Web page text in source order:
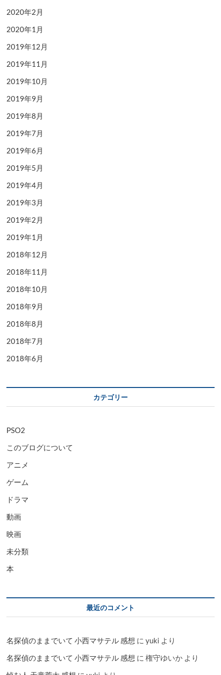
2020年2月
2020年1月
2019年12月
2019年11月
2019年10月
2019年9月
2019年8月
2019年7月
2019年6月
2019年5月
2019年4月
2019年3月
2019年2月
2019年1月
2018年12月
2018年11月
2018年10月
2018年9月
2018年8月
2018年7月
2018年6月
カテゴリー
PSO2
このブログについて
アニメ
ゲーム
ドラマ
動画
映画
未分類
本
最近のコメント
名探偵のままでいて 小西マサテル 感想 にyuki より
名探偵のままでいて 小西マサテル 感想 に権守ゆいか より